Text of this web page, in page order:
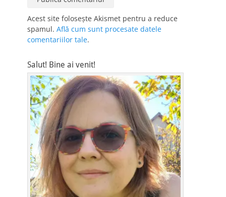
Acest site folosește Akismet pentru a reduce
spamul. Află cum sunt procesate datele
comentariilor tale.
Salut! Bine ai venit!